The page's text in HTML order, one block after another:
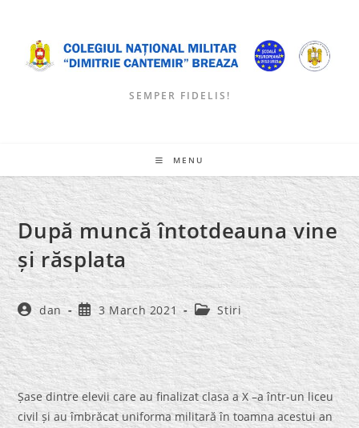
content
SEMPER FIDELIS!
MENU
După muncă întotdeauna vine
și răsplata
Post
author:
dan
Post
published:
3 March 2021
Post
category:
Stiri
Șase dintre elevii care au finalizat clasa a X –a într-un liceu
civil și au îmbrăcat uniforma militară în toamna acestui an